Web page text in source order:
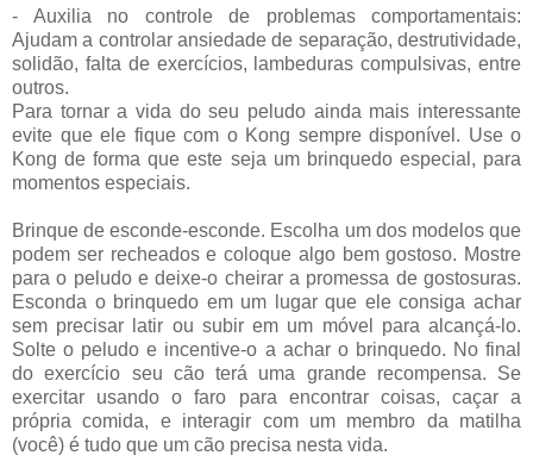
- Auxilia no controle de problemas comportamentais:
Ajudam a controlar ansiedade de separação, destrutividade,
solidão, falta de exercícios, lambeduras compulsivas, entre
outros.
Para tornar a vida do seu peludo ainda mais interessante
evite que ele fique com o Kong sempre disponível. Use o
Kong de forma que este seja um brinquedo especial, para
momentos especiais.
Brinque de esconde-esconde. Escolha um dos modelos que
podem ser recheados e coloque algo bem gostoso. Mostre
para o peludo e deixe-o cheirar a promessa de gostosuras.
Esconda o brinquedo em um lugar que ele consiga achar
sem precisar latir ou subir em um móvel para alcançá-lo.
Solte o peludo e incentive-o a achar o brinquedo. No final
do exercício seu cão terá uma grande recompensa. Se
exercitar usando o faro para encontrar coisas, caçar a
própria comida, e interagir com um membro da matilha
(você) é tudo que um cão precisa nesta vida.